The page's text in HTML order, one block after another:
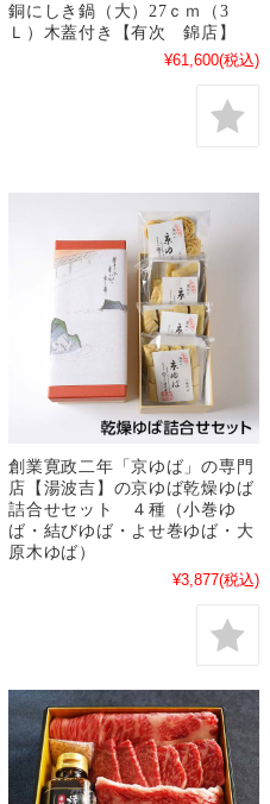
銅にしき鍋（大）27ｃｍ（3
Ｌ）木蓋付き【有次 錦店】
¥61,600(税込)
創業寛政二年「京ゆば」の専門
店【湯波吉】の京ゆば乾燥ゆば
詰合せセット ４種（小巻ゆ
ば・結びゆば・よせ巻ゆば・大
原木ゆば）
¥3,877(税込)